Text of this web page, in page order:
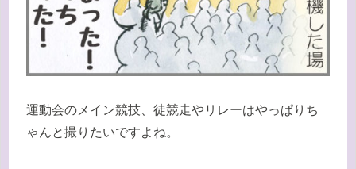
運動会のメイン競技、徒競走やリレーはやっぱりち
ゃんと撮りたいですよね。